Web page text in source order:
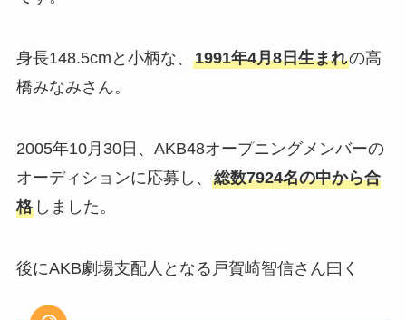
身長148.5cmと小柄な、 1991年4月8日生まれの高
橋みなみさん。
2005年10月30日、AKB48オープニングメンバーの
オーディションに応募し、 総数7924名の中から合
格しました。
後にAKB劇場支配人となる戸賀崎智信さん曰く